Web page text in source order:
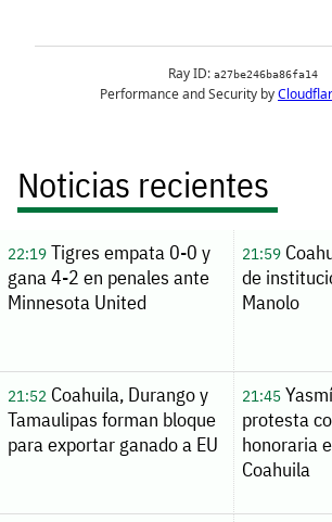
Noticias recientes
22:19Tigres empata 0-0 y
gana 4-2 en penales ante
Minnesota United
21:59
de
Manolo
21:52Coahuila, Durango y
Tamaulipas forman bloque
para exportar ganado a EU
21:45
protesta
honoraria
Coahuila